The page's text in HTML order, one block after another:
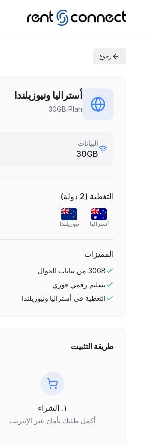
رجوع
أستراليا ونيوزيلندا
30GB Plan
البيانات
30GB
التغطية (
2 دولة)
أستراليا نيوزيلندا
المميزات
30GB من بيانات الجوال
تسليم رقمي فوري
التغطية في أستراليا ونيوزيلندا
طريقة التثبيت
١. الشراء
أكمل طلبك بأمان عبر الإنترنت